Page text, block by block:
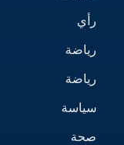
رأي
رياضة
رياضة
سياسة
صحة